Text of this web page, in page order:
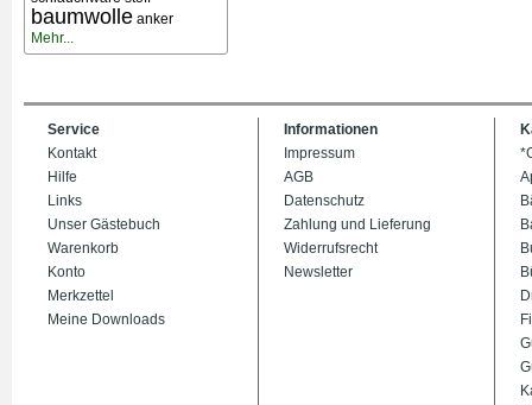
baumwolle anker
Mehr...
Service
Kontakt
Hilfe
Links
Unser Gästebuch
Warenkorb
Konto
Merkzettel
Meine Downloads
Informationen
Impressum
AGB
Datenschutz
Zahlung und Lieferung
Widerrufsrecht
Newsletter